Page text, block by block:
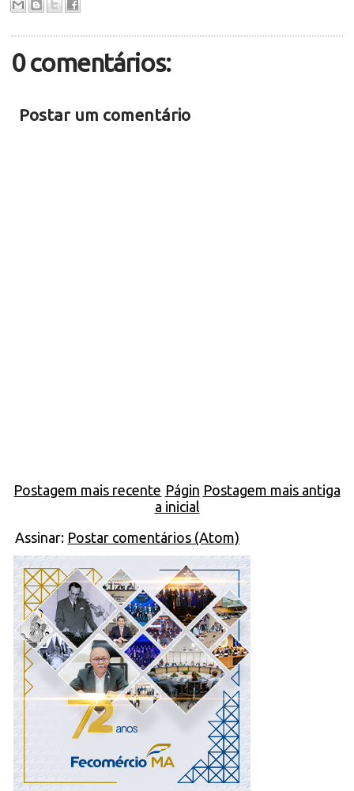
0 comentários:
Postar um comentário
Postagem mais recente Postagem mais antiga
Págin
a inicial
Assinar: Postar comentários (Atom)